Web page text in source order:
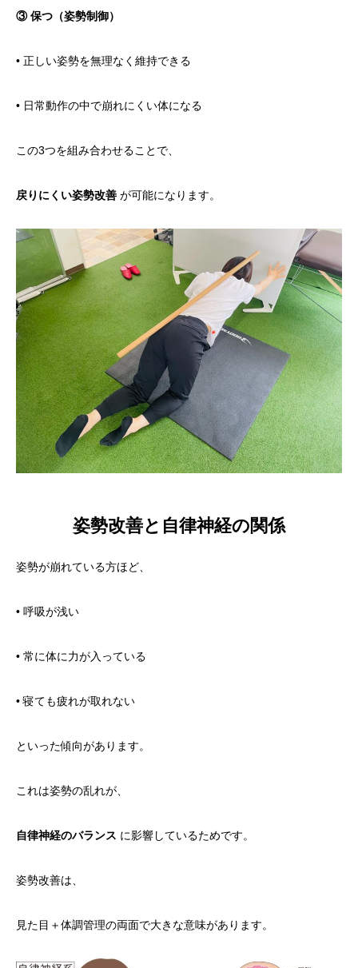
③ 保つ（姿勢制御）
• 正しい姿勢を無理なく維持できる
• 日常動作の中で崩れにくい体になる
この3つを組み合わせることで、
戻りにくい姿勢改善 が可能になります。
姿勢改善と自律神経の関係
姿勢が崩れている方ほど、
• 呼吸が浅い
• 常に体に力が入っている
• 寝ても疲れが取れない
といった傾向があります。
これは姿勢の乱れが、
自律神経のバランス に影響しているためです。
姿勢改善は、
見た目＋体調管理の両面で大きな意味があります。